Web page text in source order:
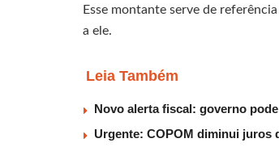
Esse montante serve de
a ele.
Leia Também
Novo alerta fiscal: governo
Urgente: COPOM diminui juros